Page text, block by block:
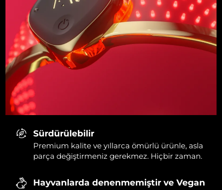
Sürdürülebilir
Premium kalite ve yıllarca ömürlü ürünle, asla
parça değiştirmeniz gerekmez. Hiçbir zaman.
Hayvanlarda denenmemiştir ve Vegan